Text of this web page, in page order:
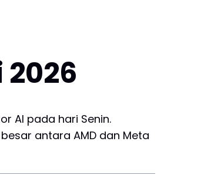
2026
AI pada hari Senin.
antara AMD dan Meta